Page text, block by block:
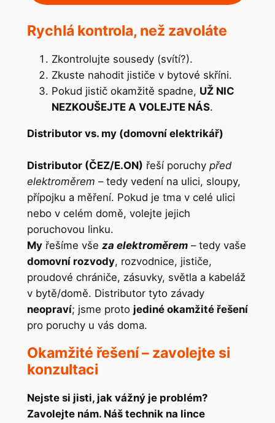
Rychlá kontrola, než zavoláte
Zkontrolujte sousedy (svítí?).
Zkuste nahodit jističe v bytové skříni.
Pokud jistič okamžitě spadne, UŽ NIC
NEZKOUŠEJTE A VOLEJTE NÁS.
Distributor vs. my (domovní elektrikář)
Distributor (ČEZ/E.ON) řeší poruchy před
elektroměrem – tedy vedení na ulici, sloupy,
přípojku a měření. Pokud je tma v celé ulici
nebo v celém domě, volejte jejich
poruchovou linku.
Myřešíme vše za elektroměrem– tedy vaše
domovní rozvody, rozvodnice, jističe,
proudové chrániče, zásuvky, světla a kabeláž
v bytě/domě. Distributor tyto závady
neopraví; jsme proto jediné okamžité řešení
pro poruchy u vás doma.
Okamžité řešení – zavolejte si
konzultaci
Nejste si jisti, jak vážný je problém?
Zavolejte nám. Náš technik na lince